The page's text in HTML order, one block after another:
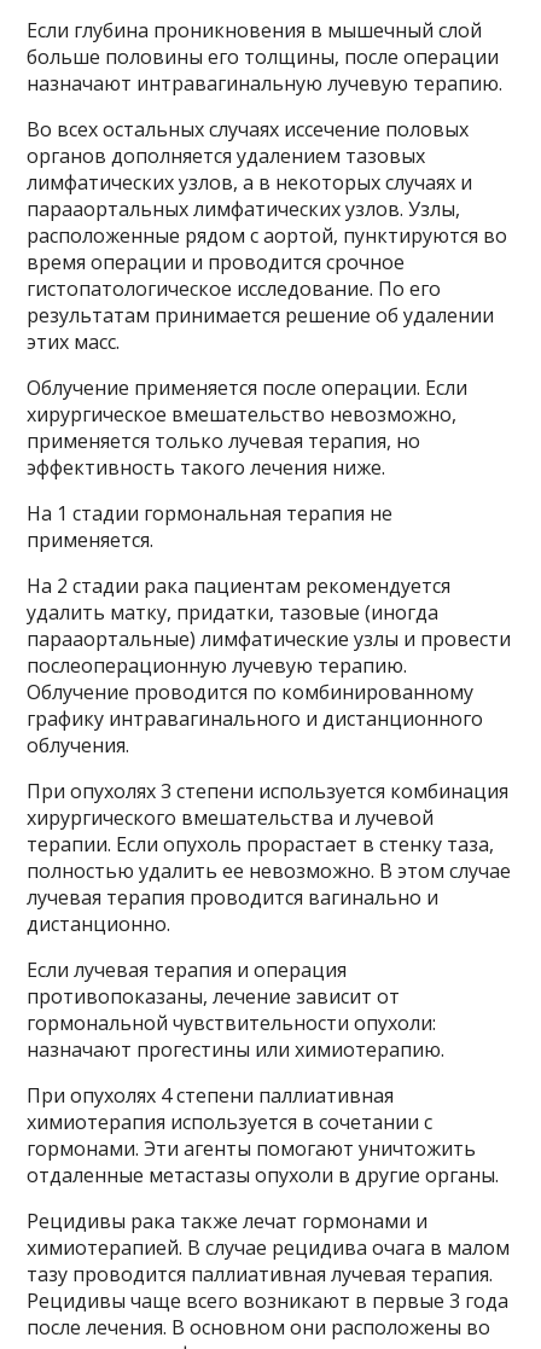
Если глубина проникновения в мышечный слой
больше половины его толщины, после операции
назначают интравагинальную лучевую терапию.
Во всех остальных случаях иссечение половых
органов дополняется удалением тазовых
лимфатических узлов, а в некоторых случаях и
парааортальных лимфатических узлов. Узлы,
расположенные рядом с аортой, пунктируются во
время операции и проводится срочное
гистопатологическое исследование. По его
результатам принимается решение об удалении
этих масс.
Облучение применяется после операции. Если
хирургическое вмешательство невозможно,
применяется только лучевая терапия, но
эффективность такого лечения ниже.
На 1 стадии гормональная терапия не
применяется.
На 2 стадии рака пациентам рекомендуется
удалить матку, придатки, тазовые (иногда
парааортальные) лимфатические узлы и провести
послеоперационную лучевую терапию.
Облучение проводится по комбинированному
графику интравагинального и дистанционного
облучения.
При опухолях 3 степени используется комбинация
хирургического вмешательства и лучевой
терапии. Если опухоль прорастает в стенку таза,
полностью удалить ее невозможно. В этом случае
лучевая терапия проводится вагинально и
дистанционно.
Если лучевая терапия и операция
противопоказаны, лечение зависит от
гормональной чувствительности опухоли:
назначают прогестины или химиотерапию.
При опухолях 4 степени паллиативная
химиотерапия используется в сочетании с
гормонами. Эти агенты помогают уничтожить
отдаленные метастазы опухоли в другие органы.
Рецидивы рака также лечат гормонами и
химиотерапией. В случае рецидива очага в малом
тазу проводится паллиативная лучевая терапия.
Рецидивы чаще всего возникают в первые 3 года
после лечения. В основном они расположены во